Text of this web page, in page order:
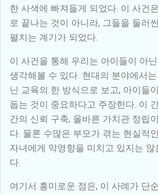
한 사색에 빠져들게 되었다. 이 사건
로 끝나는 것이 아니라, 그들을 둘러
펼치는 계기가 되었다.
이 사건을 통해 우리는 아이들이 아
생각해볼 수 있다. 현대의 분야에서
닌 교육의 한 방식으로 보고, 아이들
돕는 것이 중요하다고 주장한다. 이
간의 신뢰 구축, 올바른 가치관 정립
다. 물론 수많은 부모가 겪는 현실적
자녀에게 악영향을 미치고 있지는
다.
여기서 흥미로운 점은, 이 사례가 단